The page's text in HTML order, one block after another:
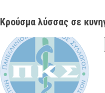
Κρούσμα λύσσας σε